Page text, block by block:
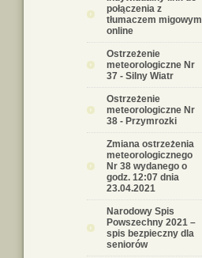
połączenia z
tłumaczem migowym
online
Ostrzeżenie
meteorologiczne Nr
37 - Silny Wiatr
Ostrzeżenie
meteorologiczne Nr
38 - Przymrozki
Zmiana ostrzeżenia
meteorologicznego
Nr 38 wydanego o
godz. 12:07 dnia
23.04.2021
Narodowy Spis
Powszechny 2021 –
spis bezpieczny dla
seniorów